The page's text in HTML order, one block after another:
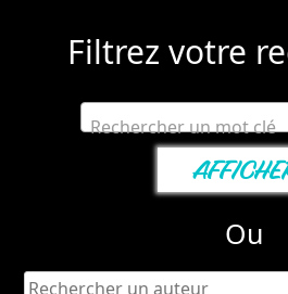
Filtrez votre
Rechercher un mot clé
Ou